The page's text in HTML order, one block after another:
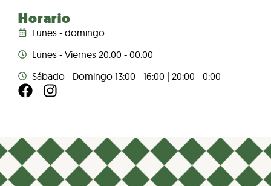
Horario
Lunes - domingo
Lunes - Viernes 20:00 - 00:00
Sábado - Domingo 13:00 - 16:00 | 20:00 - 0:00